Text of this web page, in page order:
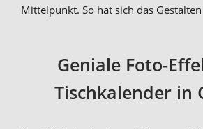
Mittelpunkt. So hat sich das
Geniale Foto-
Tischkalender in